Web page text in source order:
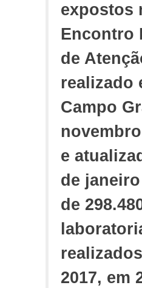
expostos
Encontro
de
realizado
Campo
e
de
de
2017, em